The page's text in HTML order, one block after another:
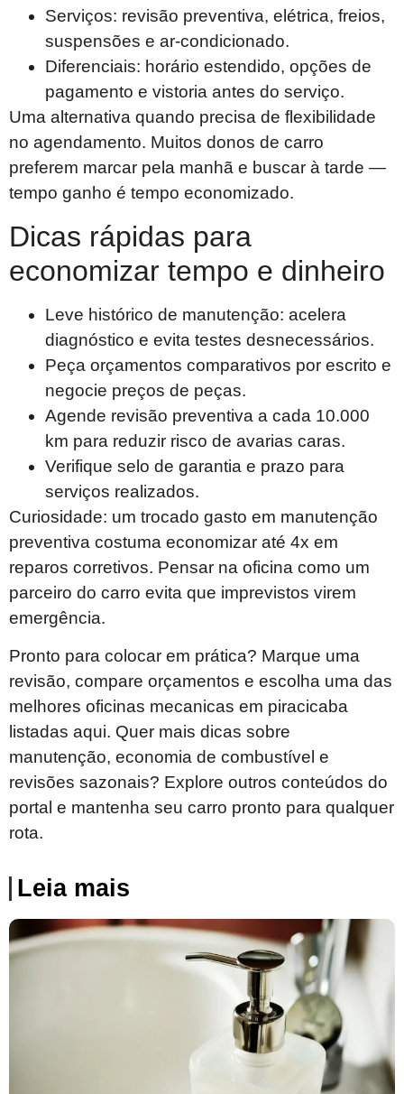
Serviços: revisão preventiva, elétrica, freios,
suspensões e ar-condicionado.
Diferenciais: horário estendido, opções de
pagamento e vistoria antes do serviço.
Uma alternativa quando precisa de flexibilidade
no agendamento. Muitos donos de carro
preferem marcar pela manhã e buscar à tarde —
tempo ganho é tempo economizado.
Dicas rápidas para
economizar tempo e dinheiro
Leve histórico de manutenção: acelera
diagnóstico e evita testes desnecessários.
Peça orçamentos comparativos por escrito e
negocie preços de peças.
Agende revisão preventiva a cada 10.000
km para reduzir risco de avarias caras.
Verifique selo de garantia e prazo para
serviços realizados.
Curiosidade: um trocado gasto em manutenção
preventiva costuma economizar até 4x em
reparos corretivos. Pensar na oficina como um
parceiro do carro evita que imprevistos virem
emergência.
Pronto para colocar em prática? Marque uma
revisão, compare orçamentos e escolha uma das
melhores oficinas mecanicas em piracicaba
listadas aqui. Quer mais dicas sobre
manutenção, economia de combustível e
revisões sazonais? Explore outros conteúdos do
portal e mantenha seu carro pronto para qualquer
rota.
Leia mais